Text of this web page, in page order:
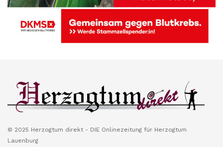
© 2025 Herzogtum direkt - DIE Onlinezeitung für Herzogtum
Lauenburg